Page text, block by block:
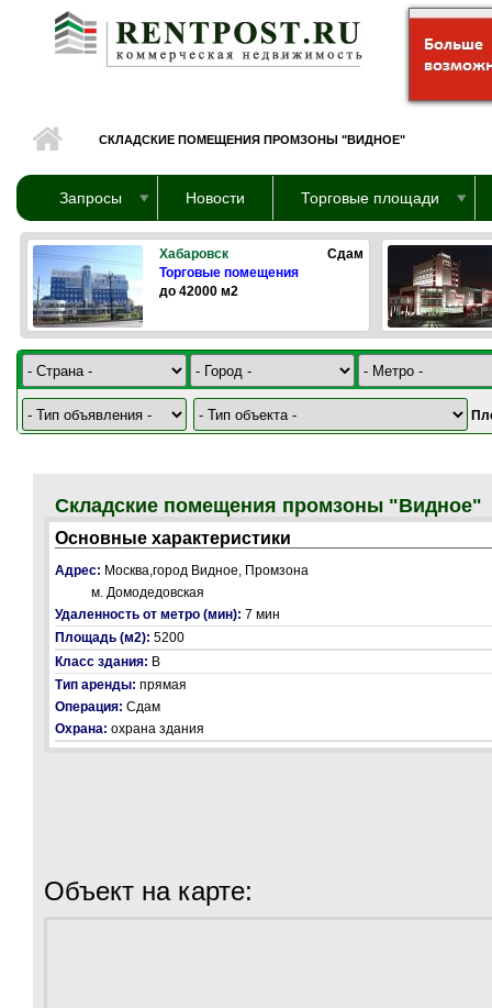
Перейти к основному содержанию
СКЛАДСКИЕ ПОМЕЩЕНИЯ ПРОМЗОНЫ "ВИДНОЕ"
Запросы Новости Торговые площади
Хабаровск
Сдам
Торговые помещения
до 42000 м2
Складские помещения промзоны "Видное"
Основные характеристики
Адрес: Москва,город Видное, Промзона
м. Домодедовская
Удаленность от метро (мин): 7 мин
Площадь (м2): 5200
Класс здания: В
Тип аренды: прямая
Операция: Сдам
Охрана: охрана здания
Объект на карте: